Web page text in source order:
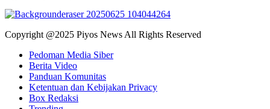
Copyright @2025 Piyos News All Rights Reserved
Pedoman Media Siber
Berita Video
Panduan Komunitas
Ketentuan dan Kebijakan Privacy
Box Redaksi